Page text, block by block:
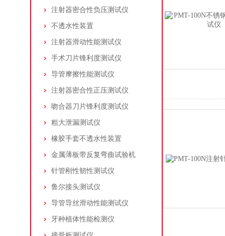
注射器密合性负压测试仪
不透水性装置
注射器滑动性能测试仪
手术刀片锋利度测试仪
导管摩擦性能测试仪
注射器密合性正压测试仪
吻合器刀片锋利度测试仪
粗大泄漏测试仪
橡胶手套不透水性装置
金属薄板带反复弯曲试验机
针管刚性韧性测试仪
鲁尔接头测试仪
导管导丝滑动性能测试仪
牙种植体性能检测仪